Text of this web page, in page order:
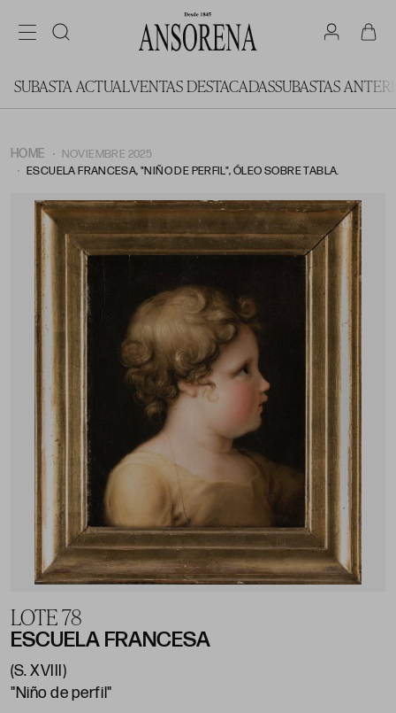
SUBASTA ACTUALVENTAS DESTACADASSUBASTAS
HOME
NOVIEMBRE 2025
ESCUELA FRANCESA, "NIÑO DE PERFIL", ÓLEO SOBRE TABLA.
LOTE 78
ESCUELA FRANCESA
(S. XVIII)
"Niño de perfil"